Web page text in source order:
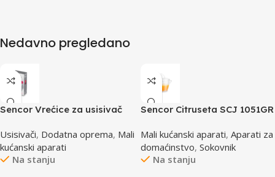
Nedavno pregledano
Sencor Vrećice za usisivač
Usisivači, Dodatna oprema, Mali
kućanski aparati
Na stanju
Sencor Citruseta SCJ 1051GR
Mali kućanski aparati, Aparati za
domaćinstvo, Sokovnik
Na stanju